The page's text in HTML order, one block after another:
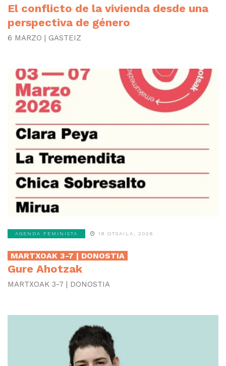
El conflicto de la vivienda desde una
perspectiva de género
6 MARZO | GASTEIZ
AGENDA FEMINISTA 18 OTSAILA, 2026
MARTXOAK 3-7 | DONOSTIA
Gure Ahotzak
MARTXOAK 3-7 | DONOSTIA